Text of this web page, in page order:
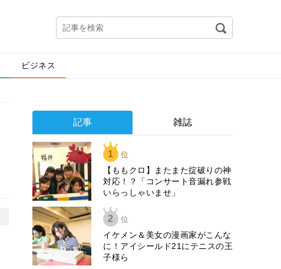
ビジネス
記事 雑誌
1 位
【ももクロ】またまた掟破りの神
対応！？「コンサート音漏れ参戦
いらっしゃいませ」
2 位
イケメン＆美女の漫画家がこんな
に！アイシールド21にテニスの王
子様ら